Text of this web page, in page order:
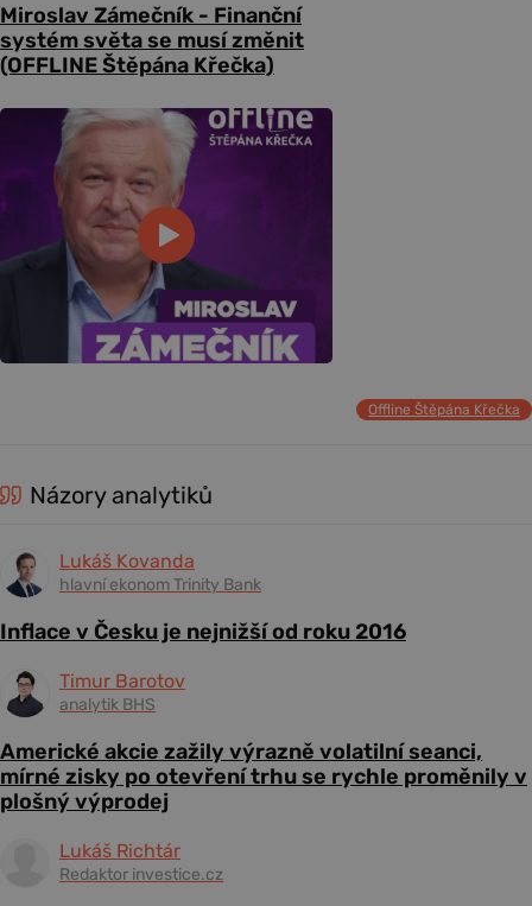
Miroslav Zámečník - Finanční
systém světa se musí změnit
(OFFLINE Štěpána Křečka)
Offline Štěpána Křečka
Názory analytiků
Lukáš Kovanda
hlavní ekonom Trinity Bank
Inflace v Česku je nejnižší od roku 2016
Timur Barotov
analytik BHS
Americké akcie zažily výrazně volatilní seanci,
mírné zisky po otevření trhu se rychle proměnily v
plošný výprodej
Lukáš Richtár
Redaktor investice.cz